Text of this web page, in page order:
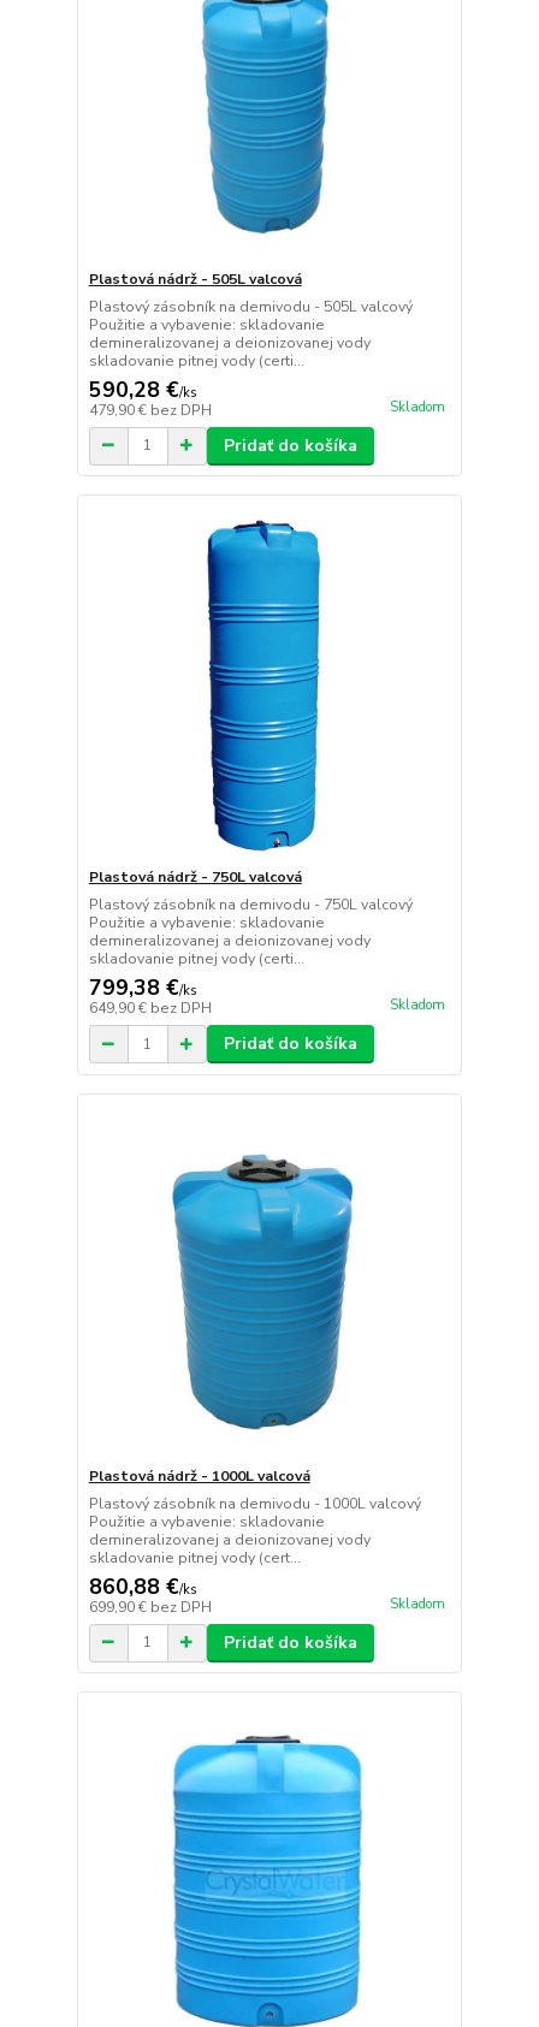
Plastová nádrž - 505L valcová
Plastový zásobník na demivodu - 505L valcový
Použitie a vybavenie: skladovanie
demineralizovanej a deionizovanej vody
skladovanie pitnej vody (certi...
590,28 €/ks
479,90 € bez DPH Skladom
Pridať do košíka
Plastová nádrž - 750L valcová
Plastový zásobník na demivodu - 750L valcový
Použitie a vybavenie: skladovanie
demineralizovanej a deionizovanej vody
skladovanie pitnej vody (certi...
799,38 €/ks
649,90 € bez DPH Skladom
Pridať do košíka
Plastová nádrž - 1000L valcová
Plastový zásobník na demivodu - 1000L valcový
Použitie a vybavenie: skladovanie
demineralizovanej a deionizovanej vody
skladovanie pitnej vody (cert...
860,88 €/ks
699,90 € bez DPH Skladom
Pridať do košíka